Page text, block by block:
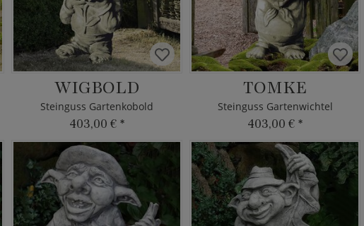
WIGBOLD
Steinguss Gartenkobold
403,00 € *
TOMKE
Steinguss Gartenwichtel
403,00 € *